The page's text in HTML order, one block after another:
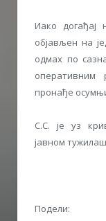
Иако догађај
објављен на
одмах по
оперативним
пронађе
С.С. је уз
јавном
Подели: